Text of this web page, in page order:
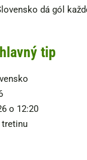
dá gól
tip
o 12:20
tretinu